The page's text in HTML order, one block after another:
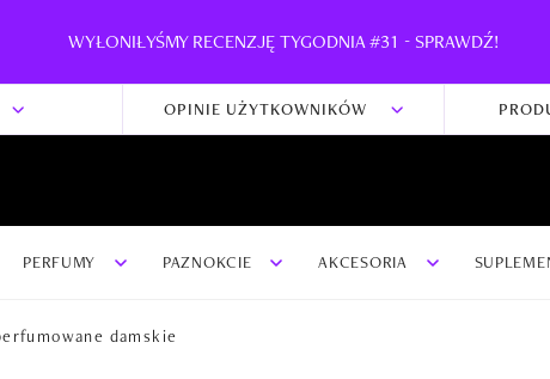
WYŁONIŁYŚMY RECENZJĘ TYGODNIA #31 - SPRAWDŹ!
OPINIE UŻYTKOWNIKÓW
PERFUMY PAZNOKCIE AKCESORIA
damskie